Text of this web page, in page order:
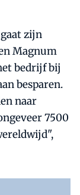
zijn
Magnum
bedrijf bij
besparen.
naar
7500